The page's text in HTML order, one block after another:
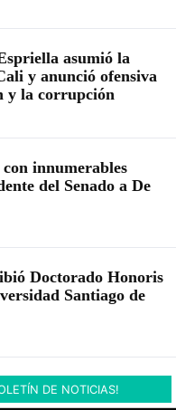
asumió la
y anunció ofensiva
y la corrupción
innumerables
del Senado a De
Doctorado Honoris
Santiago de
DE NOTICIAS!